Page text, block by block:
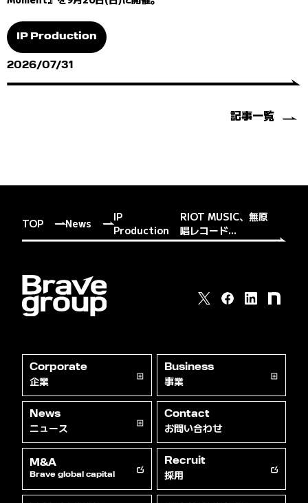
IP Production
2026/07/31
記事一覧
TOP News
IP
Production
RIOT MUSIC、無原
唱レコード...
Corporate
企業
Business
事業
News
ニュース
Contact
お問い合わせ
M&A
Brave global capital
Recruit
採用